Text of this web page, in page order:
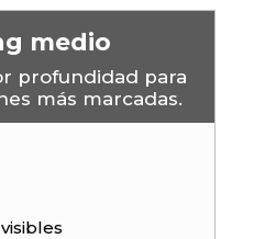
medio
profundidad para
más marcadas.